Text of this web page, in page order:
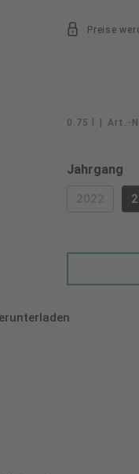
Preise
0.75 l Art.-
Jahrgang
(DIESE